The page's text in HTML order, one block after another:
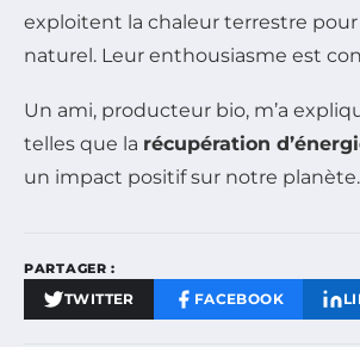
exploitent la chaleur terrestre
naturel. Leur enthousiasme est
Un ami, producteur bio, m’a
telles que la récupération
un impact positif sur notre planète.
PARTAGER :
TWITTER FACEBOOK